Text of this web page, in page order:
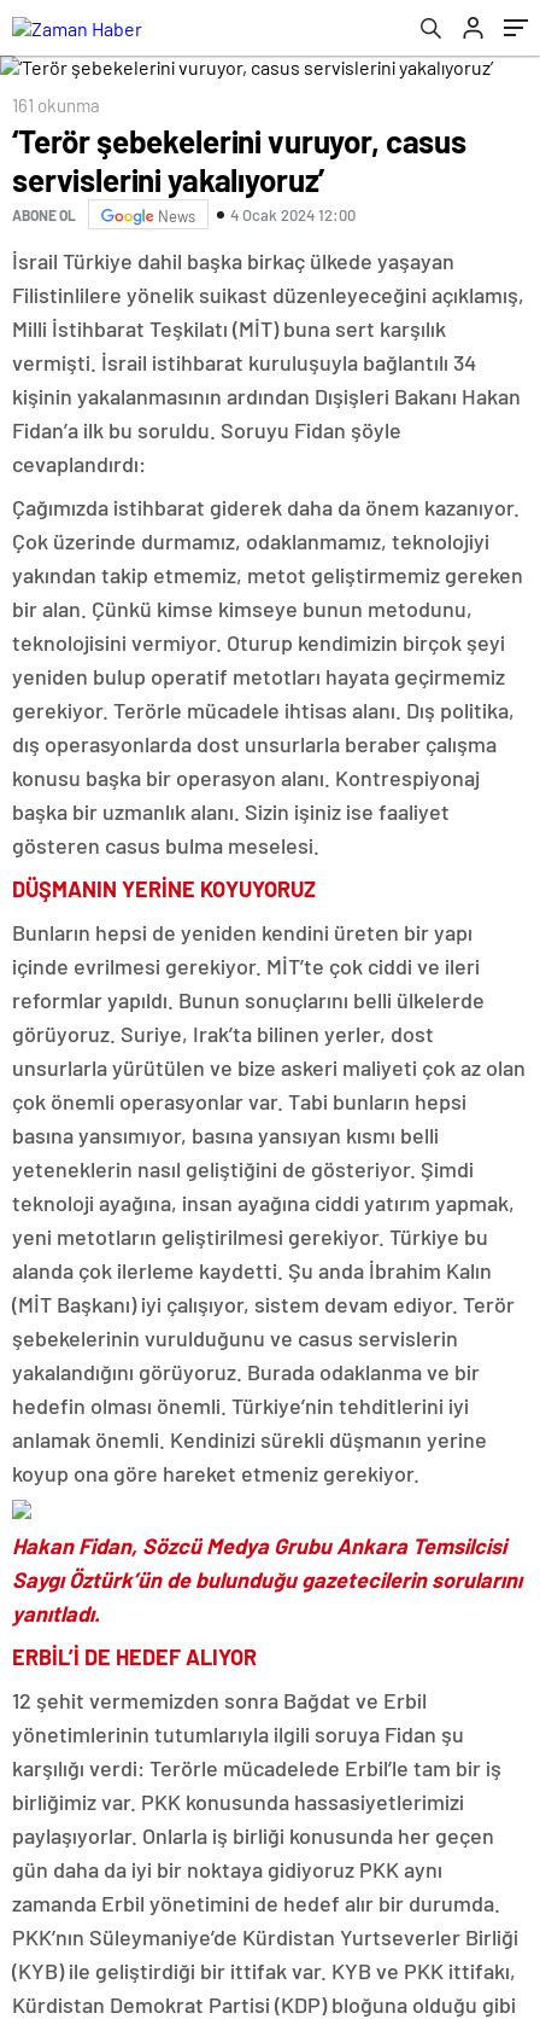
161 okunma
‘Terör şebekelerini vuruyor, casus
servislerini yakalıyoruz’
ABONE OL News 4 Ocak 2024 12:00
İsrail Türkiye dahil başka birkaç ülkede yaşayan
Filistinlilere yönelik suikast düzenleyeceğini açıklamış,
Milli İstihbarat Teşkilatı (MİT) buna sert karşılık
vermişti. İsrail istihbarat kuruluşuyla bağlantılı 34
kişinin yakalanmasının ardından Dışişleri Bakanı Hakan
Fidan’a ilk bu soruldu. Soruyu Fidan şöyle
cevaplandırdı:
Çağımızda istihbarat giderek daha da önem kazanıyor.
Çok üzerinde durmamız, odaklanmamız, teknolojiyi
yakından takip etmemiz, metot geliştirmemiz gereken
bir alan. Çünkü kimse kimseye bunun metodunu,
teknolojisini vermiyor. Oturup kendimizin birçok şeyi
yeniden bulup operatif metotları hayata geçirmemiz
gerekiyor. Terörle mücadele ihtisas alanı. Dış politika,
dış operasyonlarda dost unsurlarla beraber çalışma
konusu başka bir operasyon alanı. Kontrespiyonaj
başka bir uzmanlık alanı. Sizin işiniz ise faaliyet
gösteren casus bulma meselesi.
DÜŞMANIN YERİNE KOYUYORUZ
Bunların hepsi de yeniden kendini üreten bir yapı
içinde evrilmesi gerekiyor. MİT’te çok ciddi ve ileri
reformlar yapıldı. Bunun sonuçlarını belli ülkelerde
görüyoruz. Suriye, Irak’ta bilinen yerler, dost
unsurlarla yürütülen ve bize askeri maliyeti çok az olan
çok önemli operasyonlar var. Tabi bunların hepsi
basına yansımıyor, basına yansıyan kısmı belli
yeteneklerin nasıl geliştiğini de gösteriyor. Şimdi
teknoloji ayağına, insan ayağına ciddi yatırım yapmak,
yeni metotların geliştirilmesi gerekiyor. Türkiye bu
alanda çok ilerleme kaydetti. Şu anda İbrahim Kalın
(MİT Başkanı) iyi çalışıyor, sistem devam ediyor. Terör
şebekelerinin vurulduğunu ve casus servislerin
yakalandığını görüyoruz. Burada odaklanma ve bir
hedefin olması önemli. Türkiye’nin tehditlerini iyi
anlamak önemli. Kendinizi sürekli düşmanın yerine
koyup ona göre hareket etmeniz gerekiyor.
Hakan Fidan, Sözcü Medya Grubu Ankara Temsilcisi
Saygı Öztürk’ün de bulunduğu gazetecilerin sorularını
yanıtladı.
ERBİL’İ DE HEDEF ALIYOR
12 şehit vermemizden sonra Bağdat ve Erbil
yönetimlerinin tutumlarıyla ilgili soruya Fidan şu
karşılığı verdi: Terörle mücadelede Erbil’le tam bir iş
birliğimiz var. PKK konusunda hassasiyetlerimizi
paylaşıyorlar. Onlarla iş birliği konusunda her geçen
gün daha da iyi bir noktaya gidiyoruz PKK aynı
zamanda Erbil yönetimini de hedef alır bir durumda.
PKK’nın Süleymaniye’de Kürdistan Yurtseverler Birliği
(KYB) ile geliştirdiği bir ittifak var. KYB ve PKK ittifakı,
Kürdistan Demokrat Partisi (KDP) bloğuna olduğu gibi